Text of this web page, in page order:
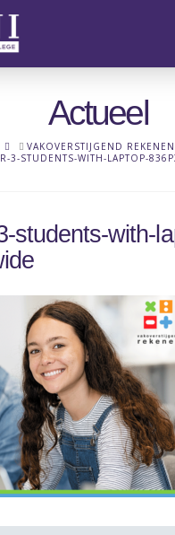
Actueel
HOME
VAKOVERSTIJGEND REKENEN
3-STUDENTS-WITH-LAPTOP-
students-with-